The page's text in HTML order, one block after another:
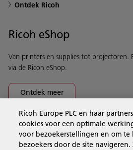
Ontdek Ricoh
Ricoh eShop
Van printers en supplies tot projectoren.
via de Ricoh eShop.
Ontdek meer
Business Solutions
Ricoh Europe PLC en haar
cookies voor een optimale
voor bezoekerstellingen en om
bezoekers door de site